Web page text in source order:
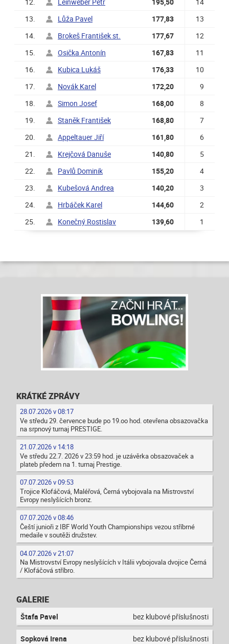
13.
Lůža Pavel 177,83
13
14.
Brokeš František st. 177,67
12
15.
Osička Antonín 167,83
11
16.
Kubica Lukáš 176,33
10
17.
Novák Karel 172,20
9
18.
Simon Josef 168,00
8
19.
Staněk František 168,80
7
20.
Appeltauer Jiří 161,80
6
21.
Krejčová Danuše 140,80
5
22.
Pavlů Dominik 155,20
4
23.
Kubešová Andrea 140,20
3
24.
Hrbáček Karel 144,60
2
25.
Konečný Rostislav 139,60 1
KRÁTKÉ ZPRÁVY
28.07.2026 v 08:17
Ve středu 29. července bude po 19.oo hod. otevřena obsazovačka
na srpnový turnaj PRESTIGE.
21.07.2026 v 14:18
Ve středu 22.7. 2026 v 23:59 hod. je uzávěrka obsazovaček a
plateb předem na 1. turnaj Prestige.
07.07.2026 v 09:53
Trojice Klofáčová, Maléřová, Černá vybojovala na Mistrovství
Evropy neslyšících bronz.
07.07.2026 v 08:46
Čeští junioři z IBF World Youth Championships vezou stříbrné
medaile v soutěži družstev.
04.07.2026 v 21:07
Na Mistrovství Evropy neslyšících v Itálii vybojovala dvojice Černá
/ Klofáčová stříbro.
GALERIE
Štafa Pavel bez klubové příslušnosti
Sopková Irena bez klubové příslušnosti